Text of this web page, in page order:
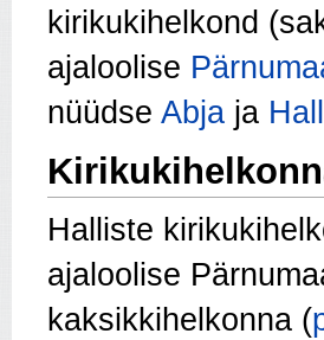
kirikukihelkond
ajaloolise
nüüdse Abja ja
Halliste
ajaloolise
kaksikkihelkonna (